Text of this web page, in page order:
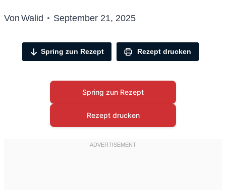
Von Walid September 21, 2025
Spring zun Rezept Rezept drucken
Spring zun Rezept
Rezept drucken